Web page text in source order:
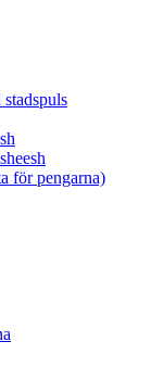
för pengarna)